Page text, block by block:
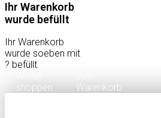
Ihr Warenkorb
wurde befüllt
Ihr Warenkorb
wurde soeben mit
? befüllt.
shoppen
Warenkorb